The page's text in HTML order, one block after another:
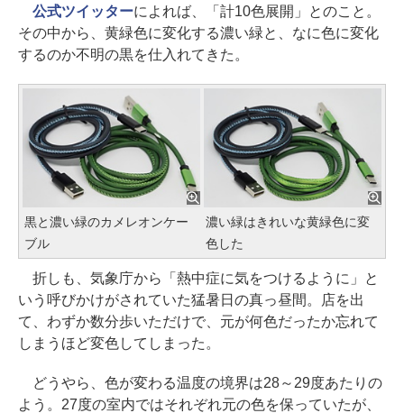
公式ツイッターによれば、「計10色展開」とのこと。
その中から、黄緑色に変化する濃い緑と、なに色に変化
するのか不明の黒を仕入れてきた。
黒と濃い緑のカメレオンケー
ブル
濃い緑はきれいな黄緑色に変
色した
折しも、気象庁から「熱中症に気をつけるように」と
いう呼びかけがされていた猛暑日の真っ昼間。店を出
て、わずか数分歩いただけで、元が何色だったか忘れて
しまうほど変色してしまった。
どうやら、色が変わる温度の境界は28～29度あたりの
よう。27度の室内ではそれぞれ元の色を保っていたが、